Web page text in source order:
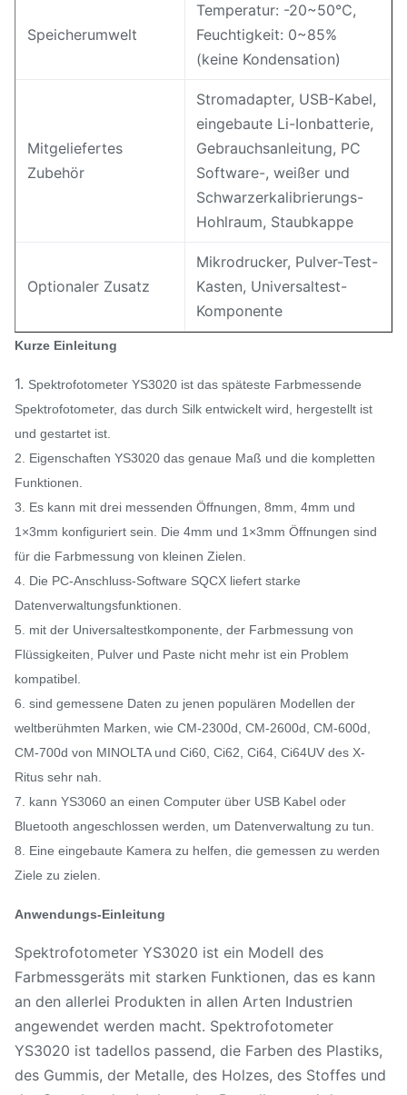
Speicherumwelt
Temperatur: -20~50℃,
Feuchtigkeit: 0~85%
(keine Kondensation)
Mitgeliefertes
Zubehör
Stromadapter, USB-Kabel,
eingebaute Li-Ionbatterie,
Gebrauchsanleitung, PC
Software-, weißer und
Schwarzerkalibrierungs-
Hohlraum, Staubkappe
Optionaler Zusatz
Mikrodrucker, Pulver-Test-
Kasten, Universaltest-
Komponente
Kurze Einleitung
1. Spektrofotometer YS3020 ist das späteste Farbmessende
Spektrofotometer, das durch Silk entwickelt wird, hergestellt ist
und gestartet ist.
2. Eigenschaften YS3020 das genaue Maß und die kompletten
Funktionen.
3. Es kann mit drei messenden Öffnungen, 8mm, 4mm und
1×3mm konfiguriert sein. Die 4mm und 1×3mm Öffnungen sind
für die Farbmessung von kleinen Zielen.
4. Die PC-Anschluss-Software SQCX liefert starke
Datenverwaltungsfunktionen.
5. mit der Universaltestkomponente, der Farbmessung von
Flüssigkeiten, Pulver und Paste nicht mehr ist ein Problem
kompatibel.
6. sind gemessene Daten zu jenen populären Modellen der
weltberühmten Marken, wie CM-2300d, CM-2600d, CM-600d,
CM-700d von MINOLTA und Ci60, Ci62, Ci64, Ci64UV des X-
Ritus sehr nah.
7. kann YS3060 an einen Computer über USB Kabel oder
Bluetooth angeschlossen werden, um Datenverwaltung zu tun.
8. Eine eingebaute Kamera zu helfen, die gemessen zu werden
Ziele zu zielen.
Anwendungs-Einleitung
Spektrofotometer YS3020 ist ein Modell des
Farbmessgeräts mit starken Funktionen, das es kann
an den allerlei Produkten in allen Arten Industrien
angewendet werden macht. Spektrofotometer
YS3020 ist tadellos passend, die Farben des Plastiks,
des Gummis, der Metalle, des Holzes, des Stoffes und